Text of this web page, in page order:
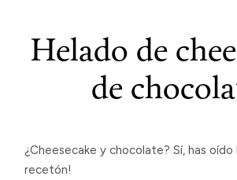
Helado de
de
¿Cheesecake y chocolate? Sí, has oído
recetón!